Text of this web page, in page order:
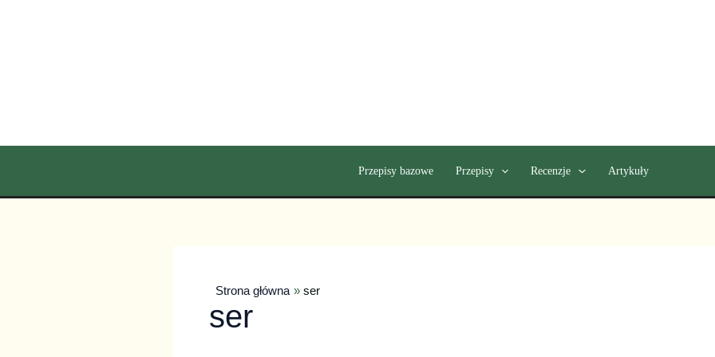
Przepisy bazowe Przepisy Recenzje Artykuły
Strona główna ser
ser